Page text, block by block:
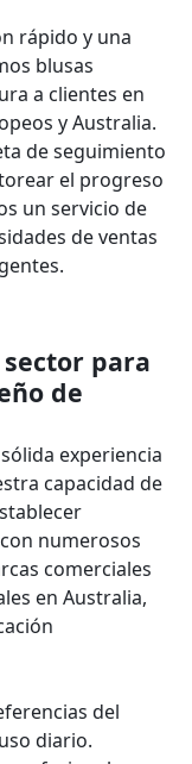
rápido y una
blusas
a clientes en
y Australia.
de seguimiento
el progreso
un servicio de
de ventas
para
de
experiencia
capacidad de
numerosos
comerciales
en Australia,
del
diario.